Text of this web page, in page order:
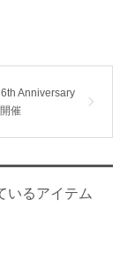
Anniversary
催
いるアイテム